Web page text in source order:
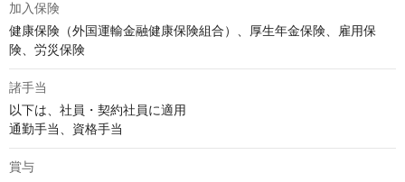
加入保険
健康保険（外国運輸金融健康保険組合）、厚生年金保険、雇用保
険、労災保険
諸手当
以下は、社員・契約社員に適用
通勤手当、資格手当
賞与